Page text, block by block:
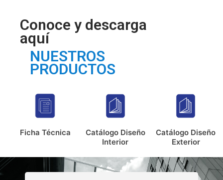
Conoce y descarga
aquí
NUESTROS
PRODUCTOS
Ficha Técnica
Catálogo Diseño
Interior
Catálogo Diseño
Exterior